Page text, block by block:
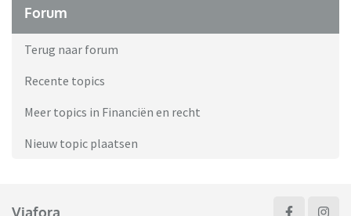
Forum
Terug naar forum
Recente topics
Meer topics in Financiën en recht
Nieuw topic plaatsen
Viafora